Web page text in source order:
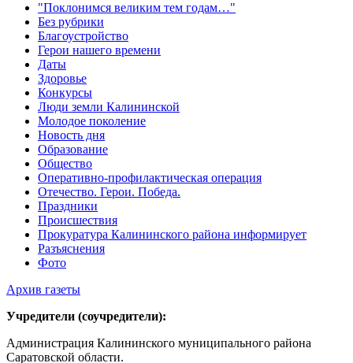
"Поклонимся великим тем годам…"
Без рубрики
Благоустройство
Герои нашего времени
Даты
Здоровье
Конкурсы
Люди земли Калининской
Молодое поколение
Новость дня
Образование
Общество
Оперативно-профилактическая операция
Отечество. Герои. Победа.
Праздники
Происшествия
Прокуратура Калининского района информирует
Разъяснения
Фото
Архив газеты
Учредители (соучредители):
Администрация Калининского муниципального района
Саратовской области.